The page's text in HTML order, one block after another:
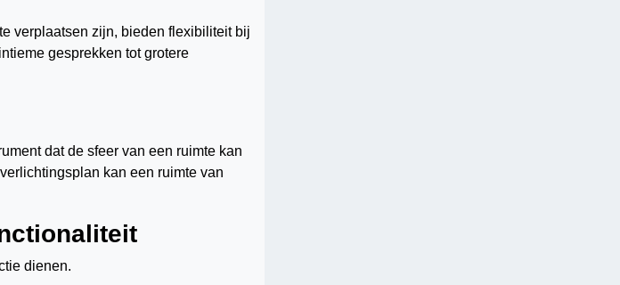
verplaatsen zijn, bieden flexibiliteit bij
gesprekken tot grotere
dat de sfeer van een ruimte kan
kan een ruimte van
dienen.